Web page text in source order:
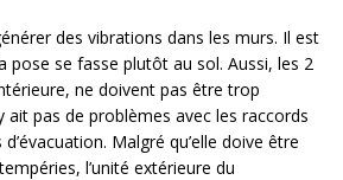
des vibrations dans les murs. Il est
pose se fasse plutôt au sol. Aussi, les 2
ne doivent pas être trop
ait pas de problèmes avec les raccords
Malgré qu’elle doive être
l’unité extérieure du